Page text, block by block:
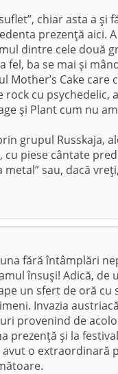
chiar asta a şi
prezenţă aici.
dintre cele două
ba se mai şi
Mother’s Cake care
cu psychedelic,
şi Plant cum nu
grupul Russkaja,
piese cântate
sau, dacă
fără întâmplări
însuşi! Adică, de
un sfert de oră cu
Invazia
provenind de
prezenţă şi la
o extraordinară